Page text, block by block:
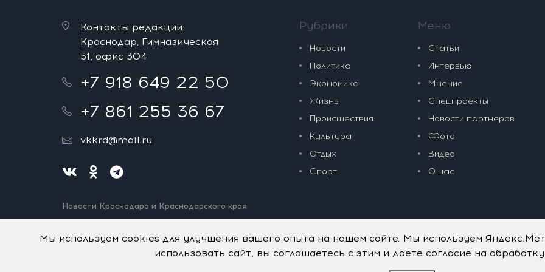
Контакты редакции:
Краснодар, Гимназическая
51, офис 304
+7 918 649 22 50
+7 861 255 36 67
vkkrd@mail.ru
Новости Краснодара и Краснодарского края
Нашли ошибку? Выделите и нажмите Ctrl+Enter.
Рубрики
Новости
Политика
Экономика
Жизнь
Происшествия
Культура
Отдых
Спорт
Меню
Статьи
Интервью
Мнение
Спецпроекты
Новости партнеров
Фото
Видео
О нас
Мы используем cookies для улучшения вашего опыта на нашем сайте. Мы используем
использовать сайт, вы соглашаетесь с этим и даете согласие на